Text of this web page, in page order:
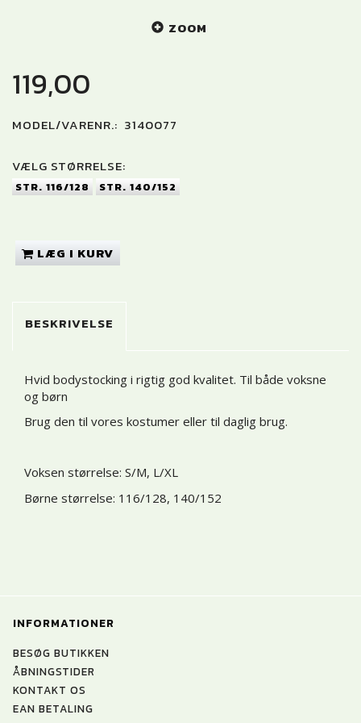
ZOOM
119,00
MODEL/VARENR.: 3140077
VÆLG STØRRELSE:
STR. 116/128 STR. 140/152
LÆG I KURV
BESKRIVELSE
Hvid bodystocking i rigtig god kvalitet. Til både voksne
og børn
Brug den til vores kostumer eller til daglig brug.
Voksen størrelse: S/M, L/XL
Børne størrelse: 116/128, 140/152
INFORMATIONER
BESØG BUTIKKEN
ÅBNINGSTIDER
KONTAKT OS
EAN BETALING